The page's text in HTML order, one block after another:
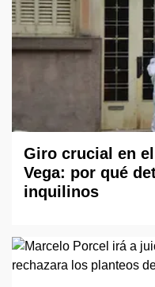
Giro crucial en
Vega: por qué
inquilinos